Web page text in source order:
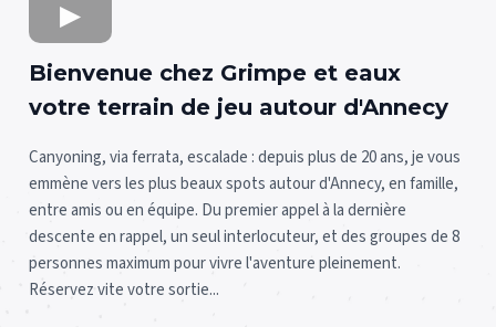
Bienvenue chez Grimpe et eaux
votre terrain de jeu autour d'Annecy
Canyoning, via ferrata, escalade : depuis plus de 20 ans, je vous
emmène vers les plus beaux spots autour d'Annecy, en famille,
entre amis ou en équipe. Du premier appel à la dernière
descente en rappel, un seul interlocuteur, et des groupes de 8
personnes maximum pour vivre l'aventure pleinement.
Réservez vite votre sortie...